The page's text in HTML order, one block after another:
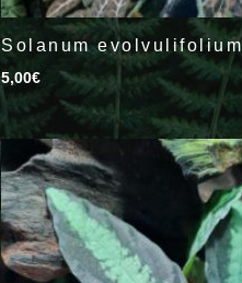
Solanum evolvulifolium
5,00€